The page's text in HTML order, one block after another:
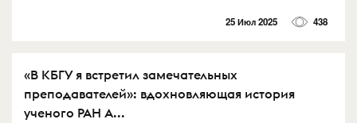
25 Июл 2025 438
«В КБГУ я встретил замечательных
преподавателей»: вдохновляющая история
ученого РАН А...